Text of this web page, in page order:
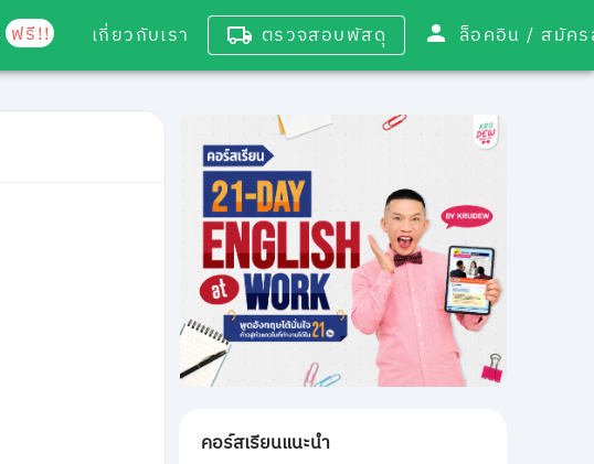
ฟรี!! เกี่ยวกับเรา ตรวจสอบพัสดุ ล็อคอิน /
คอร์สเรียนแนะนำ